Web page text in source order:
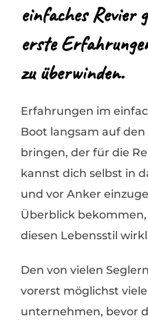
einfaches Revier
erste
zu überwinden.
Erfahrungen im
Boot langsam auf
bringen, der für die
kannst dich selbst in
und vor Anker
Überblick
diesen Lebensstil
Den von vielen
vorerst möglichst
unternehmen, bevor